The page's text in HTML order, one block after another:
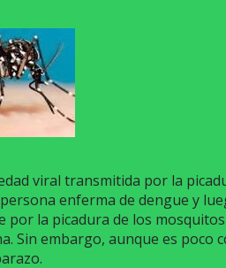
viral transmitida por la
enferma de dengue y
por la picadura de los
Sin embargo, aunque es poco